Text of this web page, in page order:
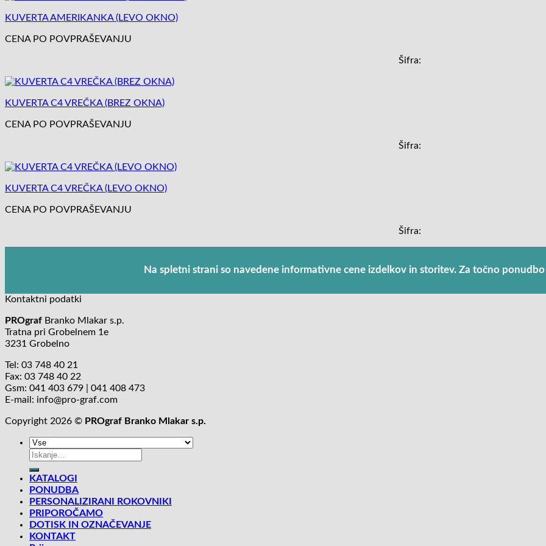
KUVERTA AMERIKANKA (LEVO OKNO)
CENA PO POVPRAŠEVANJU
Šifra:
KUVERTA C4 VREČKA (BREZ OKNA)
CENA PO POVPRAŠEVANJU
Šifra:
KUVERTA C4 VREČKA (LEVO OKNO)
CENA PO POVPRAŠEVANJU
Šifra:
Na spletni strani so navedene informativne cene izdelkov in storitev. Za točno
Kontaktni podatki
PROgraf Branko Mlakar s.p.
Tratna pri Grobelnem 1e
3231 Grobelno
Tel: 03 748 40 21
Fax: 03 748 40 22
Gsm: 041 403 679 | 041 408 473
E-mail: info@pro-graf.com
Copyright 2026 © PROgraf Branko Mlakar s.p.
Išči:
KATALOGI
PONUDBA
PERSONALIZIRANI ROKOVNIKI
PRIPOROČAMO
DOTISK IN OZNAČEVANJE
KONTAKT